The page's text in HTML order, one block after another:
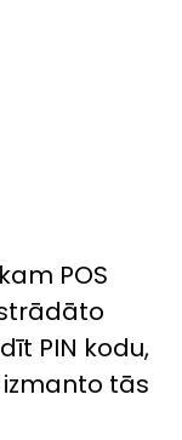
POS
PIN kodu,
tās